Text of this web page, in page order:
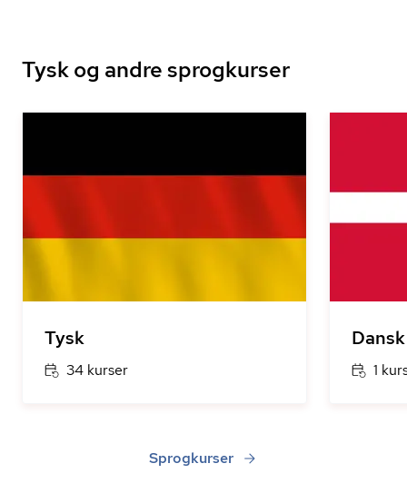
Tysk og andre sprogkurser
Tysk
34 kurser
Dansk
1
Sprogkurser